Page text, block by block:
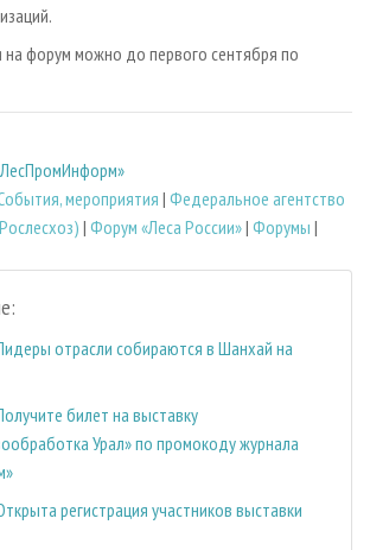
на форум можно до первого сентября по
мероприятия | Федеральное агентство
| Форум «Леса России»| Форумы |
отрасли собираются в Шанхай на
билет на выставку
Урал» по промокоду журнала
регистрация участников выставки